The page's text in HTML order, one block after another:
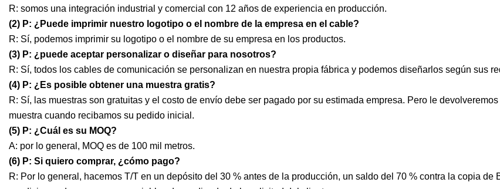
R: somos una integración industrial y comercial con 12 años de experiencia en producción.
(2) P: ¿Puede imprimir nuestro logotipo o el nombre de la empresa en el cable?
R: Sí, podemos imprimir su logotipo o el nombre de su empresa en los productos.
(3) P: ¿puede aceptar personalizar o diseñar para nosotros?
R: Sí, todos los cables de comunicación se personalizan en nuestra propia fábrica y podemos diseñarlos según sus
(4) P: ¿Es posible obtener una muestra gratis?
R: Sí, las muestras son gratuitas y el costo de envío debe ser pagado por su estimada empresa. Pero le
muestra cuando recibamos su pedido inicial.
(5) P: ¿Cuál es su MOQ?
A: por lo general, MOQ es de 100 mil metros.
(6) P: Si quiero comprar, ¿cómo pago?
R: Por lo general, hacemos T/T en un depósito del 30 % antes de la producción, un saldo del 70 % contra la copia de